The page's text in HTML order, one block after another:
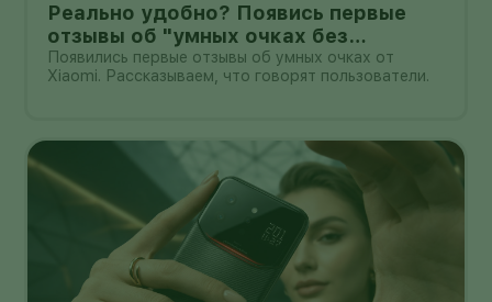
Реально удобно? Появись первые
отзывы об "умных очках без
дисплея" от Xioami
Появились первые отзывы об умных очках от
Xiaomi. Рассказываем, что говорят пользователи.